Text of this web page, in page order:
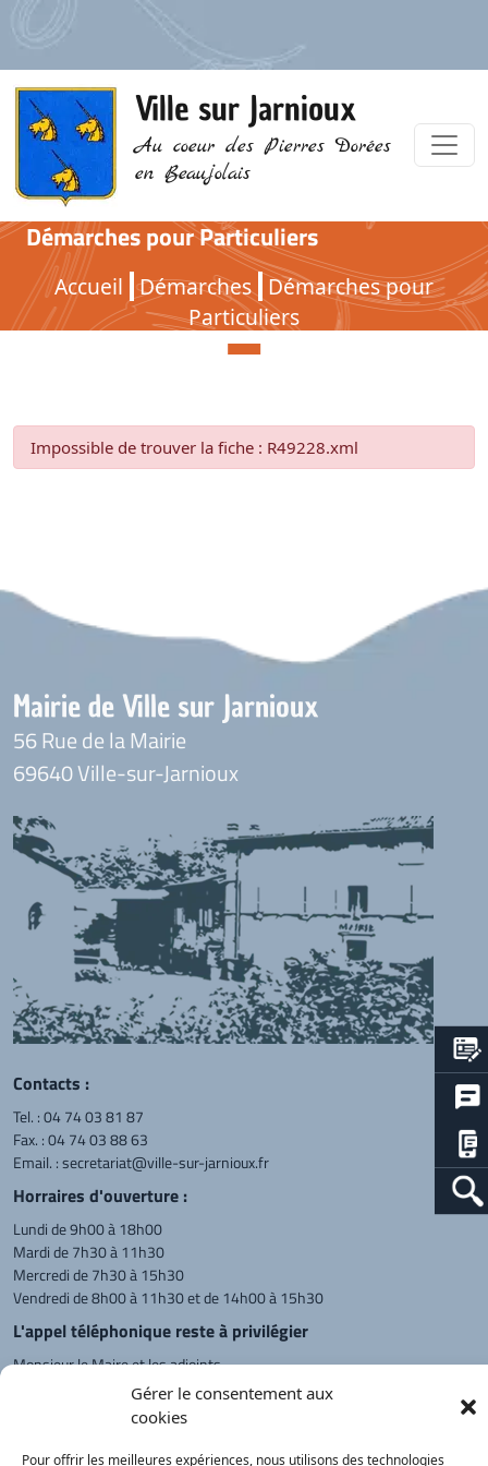
Gérer le consentement aux
cookies
Pour offrir les meilleures expériences, nous utilisons des technologies
Ville sur Jarnioux
Au coeur des Pierres Dorées
en Beaujolais
Démarches pour Particuliers
Accueil Démarches Démarches pour
Particuliers
Démarches pour Particuliers
Impossible de trouver la fiche : R49228.xml
Mairie de Ville sur Jarnioux
56 Rue de la Mairie
69640 Ville-sur-Jarnioux
Contacts :
Tel. :04 74 03 81 87
Fax. : 04 74 03 88 63
Email. :secretariat@ville-sur-jarnioux.fr
Horraires d'ouverture :
Lundi de 9h00 à 18h00
Mardi de 7h30 à 11h30
Mercredi de 7h30 à 15h30
Vendredi de 8h00 à 11h30 et de 14h00 à 15h30
L'appel téléphonique reste à privilégier
Monsieur le Maire et les adjoints
reçoivent sur rendez-vous.
Retour à l'accueil Actualités PanneauPocket Recherche